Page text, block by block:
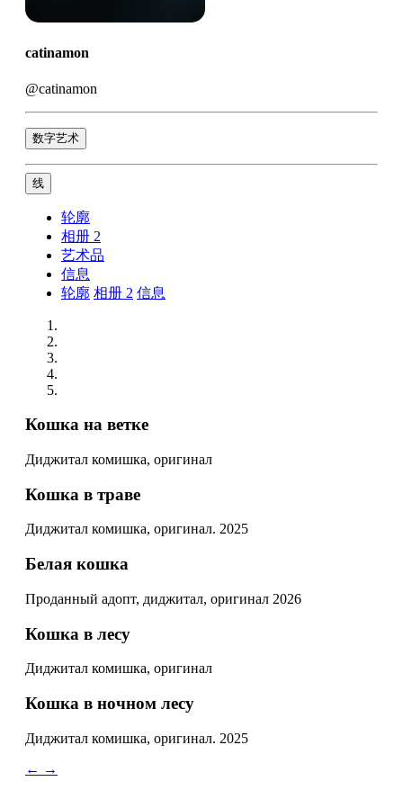
catinamon
@catinamon
数字艺术
线
轮廓
相册 2
艺术品
信息
轮廓 相册 2 信息
Кошка на ветке
Диджитал комишка, оригинал
Кошка в траве
Диджитал комишка, оригинал. 2025
Белая кошка
Проданный адопт, диджитал, оригинал 2026
Кошка в лесу
Диджитал комишка, оригинал
Кошка в ночном лесу
Диджитал комишка, оригинал. 2025
← →